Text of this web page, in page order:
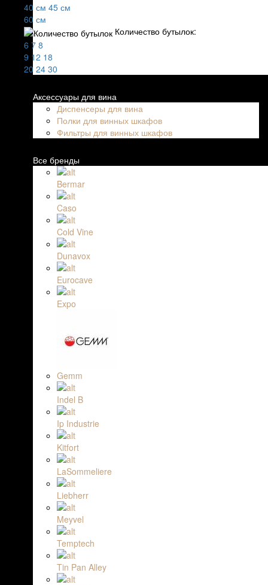
40 см 45 см
60 см
Количество бутылок:
6 7 8
9 12 18
20 24 30
Аксессуары для вина
Диспенсеры для вина
Полки для винных шкафов
Фильтры для винных шкафов
Все бренды
Bermar
Caso
Cold Vine
Dunavox
Eurocave
Expo
Gemm
Indel B
Ip Industrie
Kitfort
LaSommeliere
Liebherr
Meyvel
Temptech
Tin Pan Alley